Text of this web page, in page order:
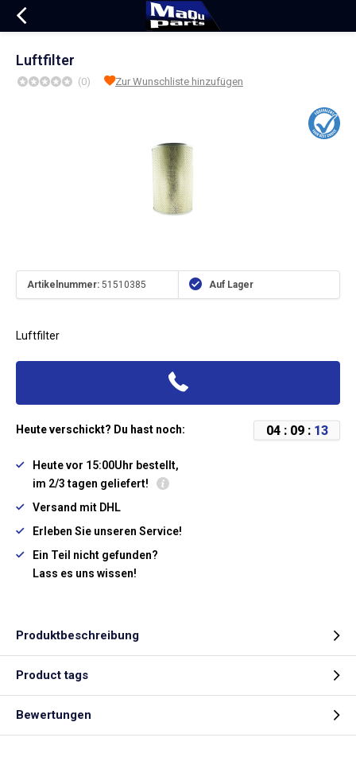
Luftfilter
(0) Zur Wunschliste hinzufügen
Artikelnummer: 51510385 Auf Lager
Luftfilter
Heute verschickt? Du hast noch: 04: 09: 13
Heute vor 15:00Uhr bestellt,
im 2/3 tagen geliefert!
Versand mit DHL
Erleben Sie unseren Service!
Ein Teil nicht gefunden?
Lass es uns wissen!
Produktbeschreibung
Product tags
Bewertungen